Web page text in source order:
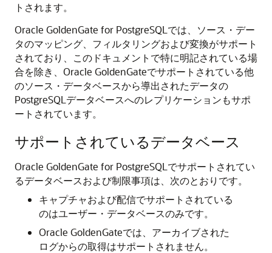
トされます。
Oracle GoldenGate for PostgreSQLでは、ソース・デー
タのマッピング、フィルタリングおよび変換がサポート
されており、このドキュメントで特に明記されている場
合を除き、Oracle GoldenGateでサポートされている他
のソース・データベースから導出されたデータの
PostgreSQLデータベースへのレプリケーションもサポ
ートされています。
サポートされているデータベース
Oracle GoldenGate for PostgreSQLでサポートされてい
るデータベースおよび制限事項は、次のとおりです。
キャプチャおよび配信でサポートされている
のはユーザー・データベースのみです。
Oracle GoldenGateでは、アーカイブされた
ログからの取得はサポートされません。